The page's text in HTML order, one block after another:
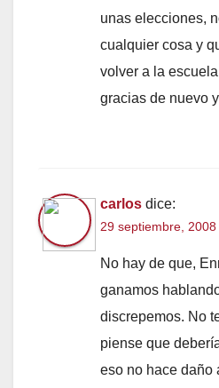
unas elecciones,
cualquier cosa y
volver a la
gracias de nuevo
carlos dice:
29 septiembre,
No hay de que,
ganamos
discrepemos. No
piense que
eso no hace daño